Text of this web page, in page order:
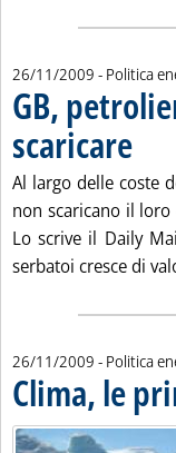
26/11/2009 - Politica
GB,
scaricare .
Al largo delle coste
non scaricano il
Lo scrive il Daily
serbatoi cresce di
26/11/2009 - Politica
Clima, le